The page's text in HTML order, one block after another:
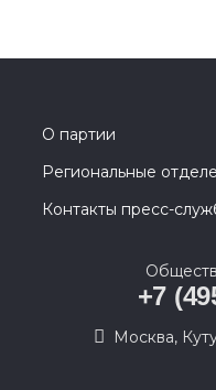
О партии
Региональные
Контакты пресс-
+7
Москва,